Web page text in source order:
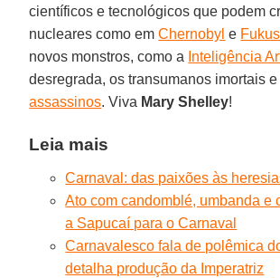
científicos e tecnológicos que podem
nucleares como emChernobyl e
novos monstros, como a Inteligência
desregrada, os transumanos imortais e
assassinos. Viva Mary Shelley!
Leia mais
Carnaval: das paixões às
Ato com candomblé, umbanda e
a Sapucaí para o Carnaval
Carnavalesco fala de polêmica
detalha produção da Imperatriz